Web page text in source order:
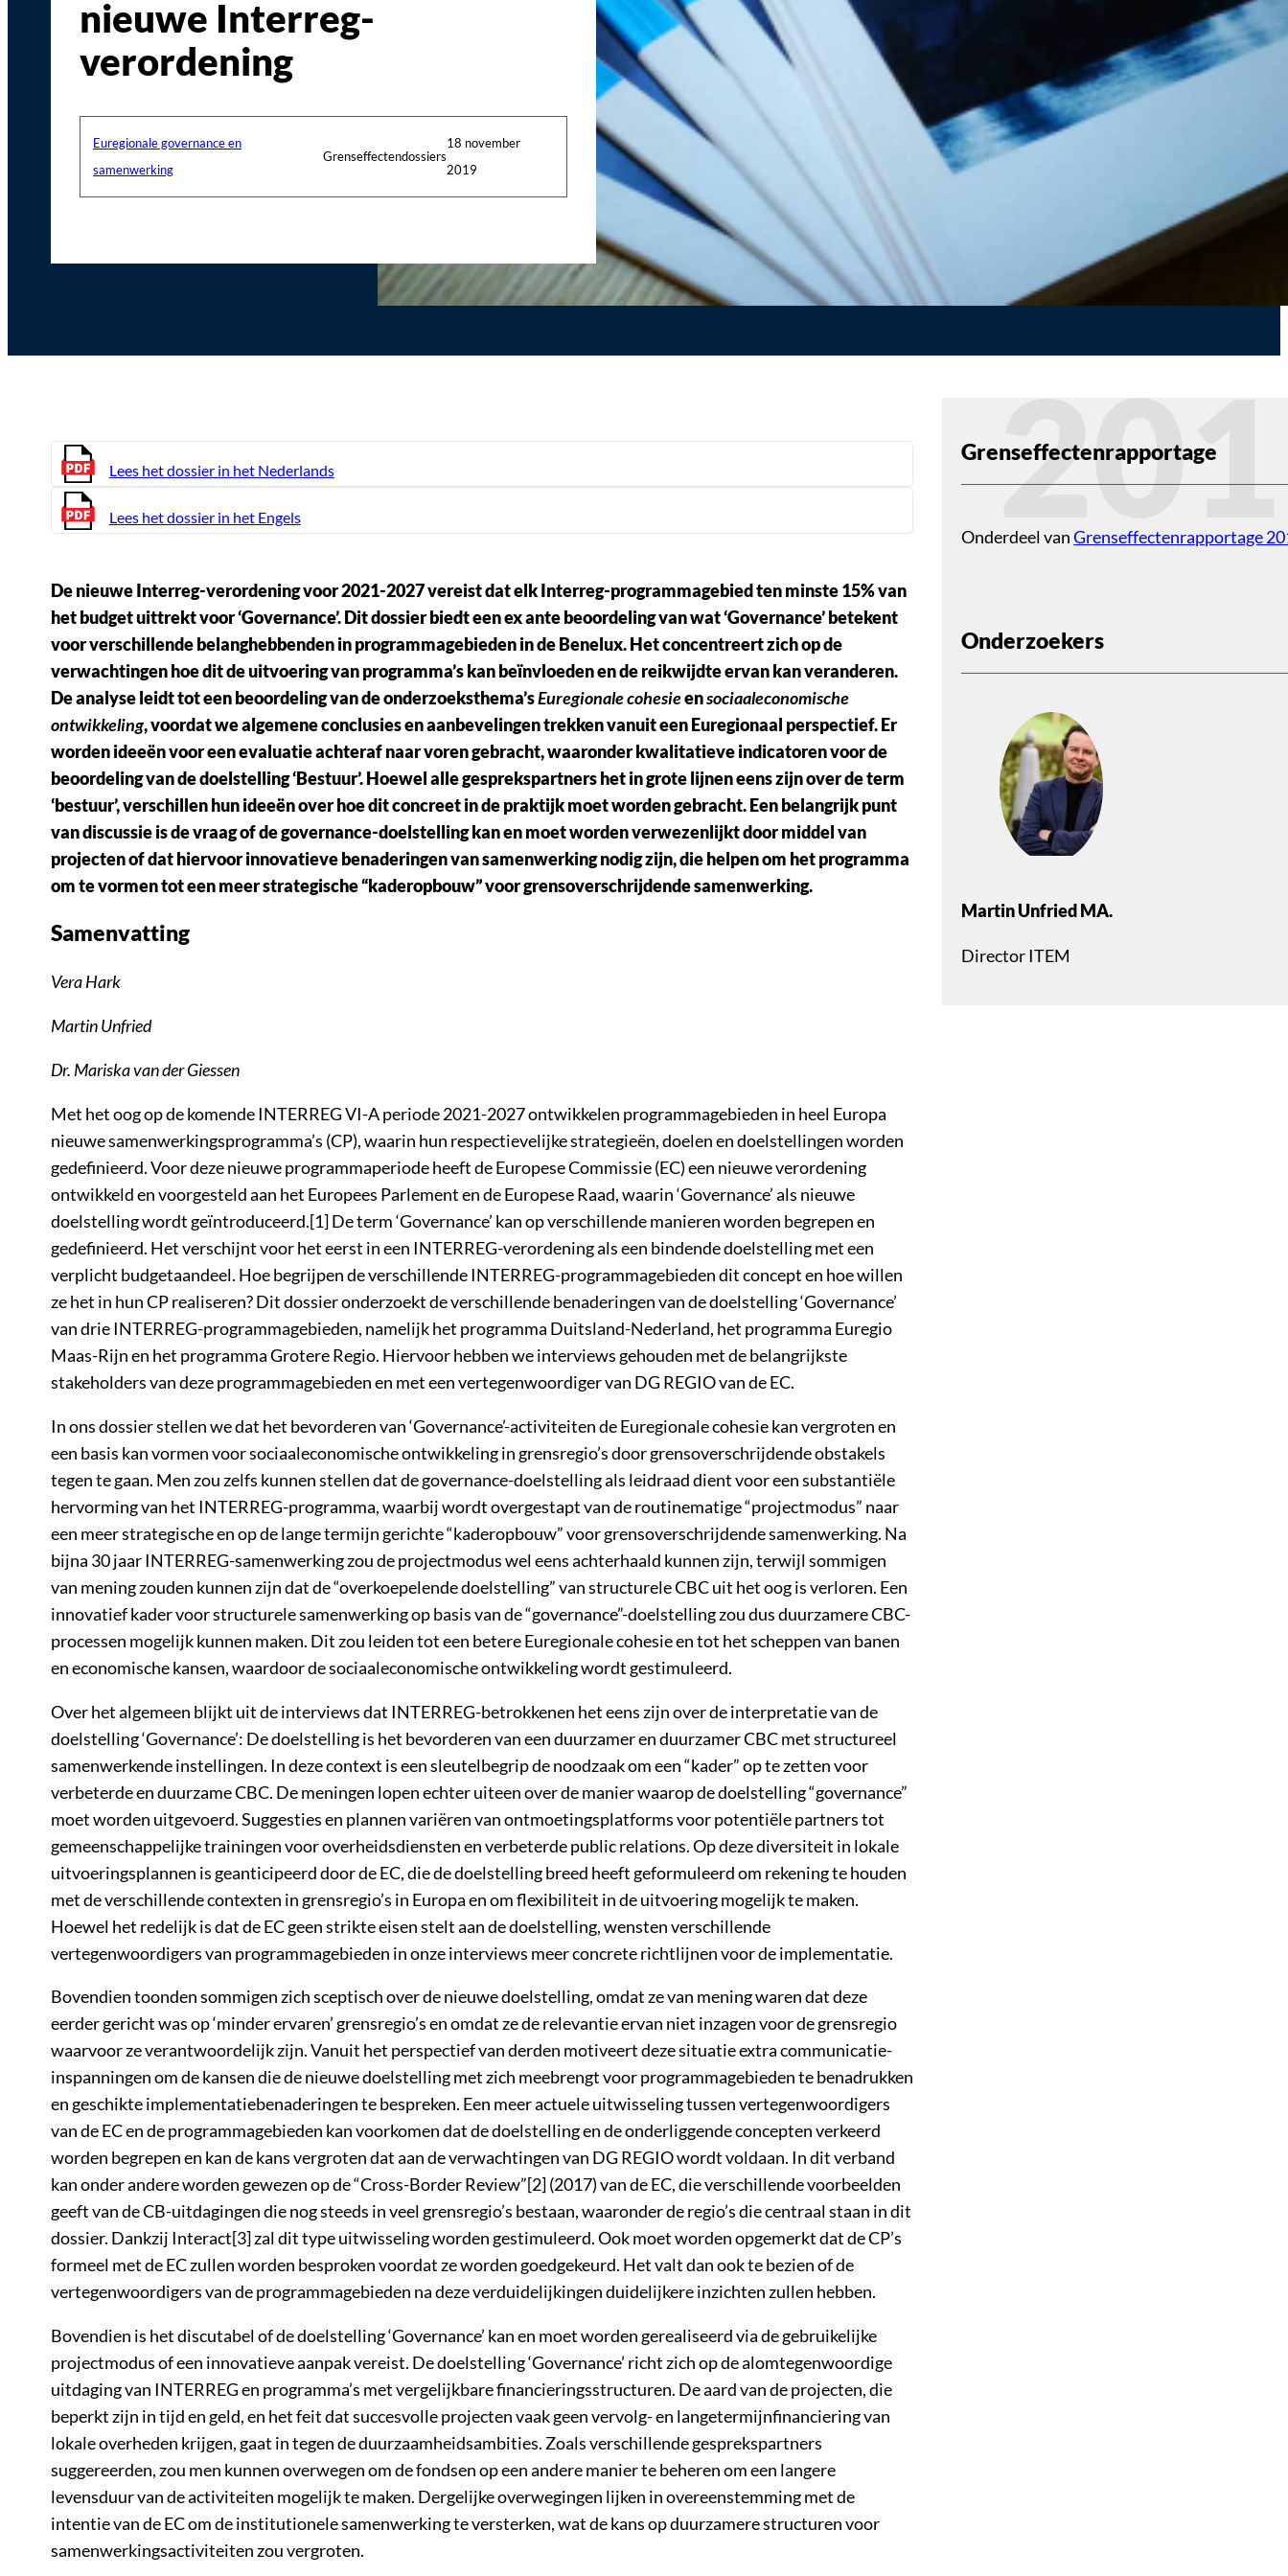
nieuwe Interreg-
verordening
Euregionale governance en
samenwerking
Grenseffectendossiers
18 november
2019
Lees het dossier in het Nederlands
Lees het dossier in het Engels
De nieuwe Interreg-verordening voor 2021-2027 vereist dat elk Interreg-programmagebied ten minste 15% van
het budget uittrekt voor ‘Governance’. Dit dossier biedt een ex ante beoordeling van wat ‘Governance’ betekent
voor verschillende belanghebbenden in programmagebieden in de Benelux. Het concentreert zich op de
verwachtingen hoe dit de uitvoering van programma’s kan beïnvloeden en de reikwijdte ervan kan veranderen.
De analyse leidt tot een beoordeling van de onderzoeksthema’sEuregionale cohesieensociaaleconomische
ontwikkeling, voordat we algemene conclusies en aanbevelingen trekken vanuit een Euregionaal perspectief. Er
worden ideeën voor een evaluatie achteraf naar voren gebracht, waaronder kwalitatieve indicatoren voor de
beoordeling van de doelstelling ‘Bestuur’. Hoewel alle gesprekspartners het in grote lijnen eens zijn over de term
‘bestuur’, verschillen hun ideeën over hoe dit concreet in de praktijk moet worden gebracht. Een belangrijk punt
van discussie is de vraag of de governance-doelstelling kan en moet worden verwezenlijkt door middel van
projecten of dat hiervoor innovatieve benaderingen van samenwerking nodig zijn, die helpen om het programma
om te vormen tot een meer strategische “kaderopbouw” voor grensoverschrijdende samenwerking.
Samenvatting
Vera Hark
Martin Unfried
Dr. Mariska van der Giessen
Met het oog op de komende INTERREG VI-A periode 2021-2027 ontwikkelen programmagebieden in heel Europa
nieuwe samenwerkingsprogramma’s (CP), waarin hun respectievelijke strategieën, doelen en doelstellingen worden
gedefinieerd. Voor deze nieuwe programmaperiode heeft de Europese Commissie (EC) een nieuwe verordening
ontwikkeld en voorgesteld aan het Europees Parlement en de Europese Raad, waarin ‘Governance’ als nieuwe
doelstelling wordt geïntroduceerd.[1] De term ‘Governance’ kan op verschillende manieren worden begrepen en
gedefinieerd. Het verschijnt voor het eerst in een INTERREG-verordening als een bindende doelstelling met een
verplicht budgetaandeel. Hoe begrijpen de verschillende INTERREG-programmagebieden dit concept en hoe willen
ze het in hun CP realiseren? Dit dossier onderzoekt de verschillende benaderingen van de doelstelling ‘Governance’
van drie INTERREG-programmagebieden, namelijk het programma Duitsland-Nederland, het programma Euregio
Maas-Rijn en het programma Grotere Regio. Hiervoor hebben we interviews gehouden met de belangrijkste
stakeholders van deze programmagebieden en met een vertegenwoordiger van DG REGIO van de EC.
In ons dossier stellen we dat het bevorderen van ‘Governance’-activiteiten de Euregionale cohesie kan vergroten en
een basis kan vormen voor sociaaleconomische ontwikkeling in grensregio’s door grensoverschrijdende obstakels
tegen te gaan. Men zou zelfs kunnen stellen dat de governance-doelstelling als leidraad dient voor een substantiële
hervorming van het INTERREG-programma, waarbij wordt overgestapt van de routinematige “projectmodus” naar
een meer strategische en op de lange termijn gerichte “kaderopbouw” voor grensoverschrijdende samenwerking. Na
bijna 30 jaar INTERREG-samenwerking zou de projectmodus wel eens achterhaald kunnen zijn, terwijl sommigen
van mening zouden kunnen zijn dat de “overkoepelende doelstelling” van structurele CBC uit het oog is verloren. Een
innovatief kader voor structurele samenwerking op basis van de “governance”-doelstelling zou dus duurzamere CBC-
processen mogelijk kunnen maken. Dit zou leiden tot een betere Euregionale cohesie en tot het scheppen van banen
en economische kansen, waardoor de sociaaleconomische ontwikkeling wordt gestimuleerd.
Over het algemeen blijkt uit de interviews dat INTERREG-betrokkenen het eens zijn over de interpretatie van de
doelstelling ‘Governance’: De doelstelling is het bevorderen van een duurzamer en duurzamer CBC met structureel
samenwerkende instellingen. In deze context is een sleutelbegrip de noodzaak om een “kader” op te zetten voor
verbeterde en duurzame CBC. De meningen lopen echter uiteen over de manier waarop de doelstelling “governance”
moet worden uitgevoerd. Suggesties en plannen variëren van ontmoetingsplatforms voor potentiële partners tot
gemeenschappelijke trainingen voor overheidsdiensten en verbeterde public relations. Op deze diversiteit in lokale
uitvoeringsplannen is geanticipeerd door de EC, die de doelstelling breed heeft geformuleerd om rekening te houden
met de verschillende contexten in grensregio’s in Europa en om flexibiliteit in de uitvoering mogelijk te maken.
Hoewel het redelijk is dat de EC geen strikte eisen stelt aan de doelstelling, wensten verschillende
vertegenwoordigers van programmagebieden in onze interviews meer concrete richtlijnen voor de implementatie.
Bovendien toonden sommigen zich sceptisch over de nieuwe doelstelling, omdat ze van mening waren dat deze
eerder gericht was op ‘minder ervaren’ grensregio’s en omdat ze de relevantie ervan niet inzagen voor de grensregio
waarvoor ze verantwoordelijk zijn. Vanuit het perspectief van derden motiveert deze situatie extra communicatie-
inspanningen om de kansen die de nieuwe doelstelling met zich meebrengt voor programmagebieden te benadrukken
en geschikte implementatiebenaderingen te bespreken. Een meer actuele uitwisseling tussen vertegenwoordigers
van de EC en de programmagebieden kan voorkomen dat de doelstelling en de onderliggende concepten verkeerd
worden begrepen en kan de kans vergroten dat aan de verwachtingen van DG REGIO wordt voldaan. In dit verband
kan onder andere worden gewezen op de “Cross-Border Review”[2] (2017) van de EC, die verschillende voorbeelden
geeft van de CB-uitdagingen die nog steeds in veel grensregio’s bestaan, waaronder de regio’s die centraal staan in dit
dossier. Dankzij Interact[3] zal dit type uitwisseling worden gestimuleerd. Ook moet worden opgemerkt dat de CP’s
formeel met de EC zullen worden besproken voordat ze worden goedgekeurd. Het valt dan ook te bezien of de
vertegenwoordigers van de programmagebieden na deze verduidelijkingen duidelijkere inzichten zullen hebben.
Bovendien is het discutabel of de doelstelling ‘Governance’ kan en moet worden gerealiseerd via de gebruikelijke
projectmodus of een innovatieve aanpak vereist. De doelstelling ‘Governance’ richt zich op de alomtegenwoordige
uitdaging van INTERREG en programma’s met vergelijkbare financieringsstructuren. De aard van de projecten, die
beperkt zijn in tijd en geld, en het feit dat succesvolle projecten vaak geen vervolg- en langetermijnfinanciering van
lokale overheden krijgen, gaat in tegen de duurzaamheidsambities. Zoals verschillende gesprekspartners
suggereerden, zou men kunnen overwegen om de fondsen op een andere manier te beheren om een langere
levensduur van de activiteiten mogelijk te maken. Dergelijke overwegingen lijken in overeenstemming met de
intentie van de EC om de institutionele samenwerking te versterken, wat de kans op duurzamere structuren voor
samenwerkingsactiviteiten zou vergroten.
Grenseffectenrapportage
Onderdeel vanGrenseffectenrapportage
Onderzoekers
Martin Unfried MA.
Director ITEM